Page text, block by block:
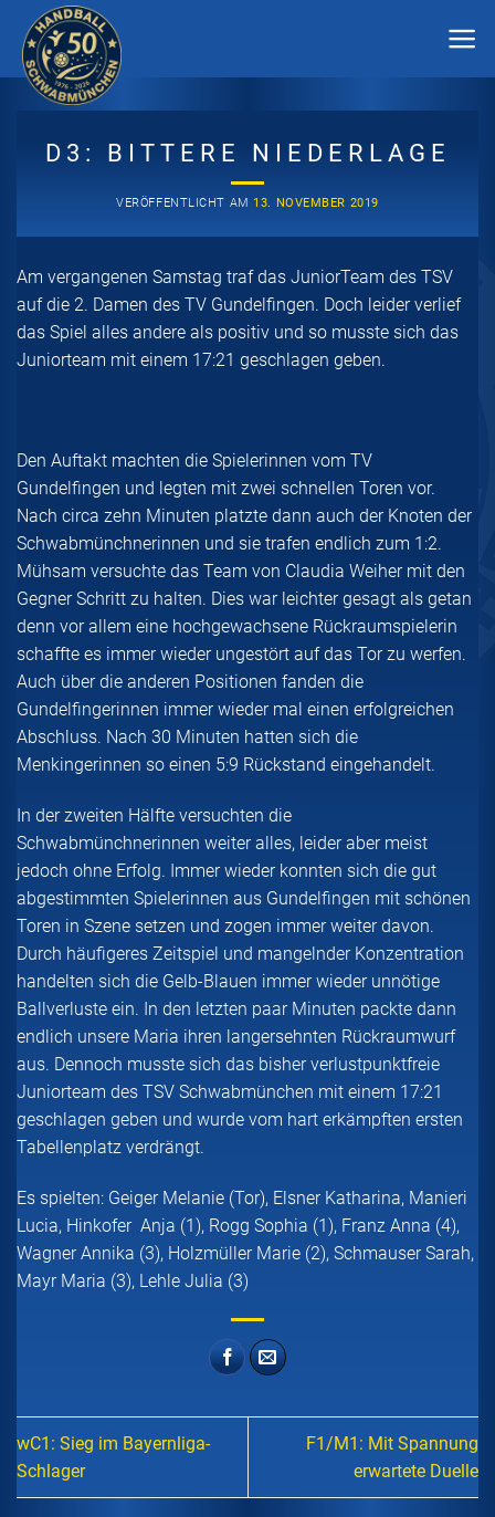
Inhalt
springen
D3: BITTERE NIEDERLAGE
VERÖFFENTLICHT AM 13. NOVEMBER 2019
Am vergangenen Samstag traf das JuniorTeam des TSV
auf die 2. Damen des TV Gundelfingen. Doch leider verlief
das Spiel alles andere als positiv und so musste sich das
Juniorteam mit einem 17:21 geschlagen geben.
Den Auftakt machten die Spielerinnen vom TV
Gundelfingen und legten mit zwei schnellen Toren vor.
Nach circa zehn Minuten platzte dann auch der Knoten der
Schwabmünchnerinnen und sie trafen endlich zum 1:2.
Mühsam versuchte das Team von Claudia Weiher mit den
Gegner Schritt zu halten. Dies war leichter gesagt als getan
denn vor allem eine hochgewachsene Rückraumspielerin
schaffte es immer wieder ungestört auf das Tor zu werfen.
Auch über die anderen Positionen fanden die
Gundelfingerinnen immer wieder mal einen erfolgreichen
Abschluss. Nach 30 Minuten hatten sich die
Menkingerinnen so einen 5:9 Rückstand eingehandelt.
In der zweiten Hälfte versuchten die
Schwabmünchnerinnen weiter alles, leider aber meist
jedoch ohne Erfolg. Immer wieder konnten sich die gut
abgestimmten Spielerinnen aus Gundelfingen mit schönen
Toren in Szene setzen und zogen immer weiter davon.
Durch häufigeres Zeitspiel und mangelnder Konzentration
handelten sich die Gelb-Blauen immer wieder unnötige
Ballverluste ein. In den letzten paar Minuten packte dann
endlich unsere Maria ihren langersehnten Rückraumwurf
aus. Dennoch musste sich das bisher verlustpunktfreie
Juniorteam des TSV Schwabmünchen mit einem 17:21
geschlagen geben und wurde vom hart erkämpften ersten
Tabellenplatz verdrängt.
Es spielten: Geiger Melanie (Tor), Elsner Katharina, Manieri
Lucia, Hinkofer Anja (1), Rogg Sophia (1), Franz Anna (4),
Wagner Annika (3), Holzmüller Marie (2), Schmauser Sarah,
Mayr Maria (3), Lehle Julia (3)
wC1: Sieg im Bayernliga-
Schlager
F1/M1: Mit Spannung
erwartete Duelle